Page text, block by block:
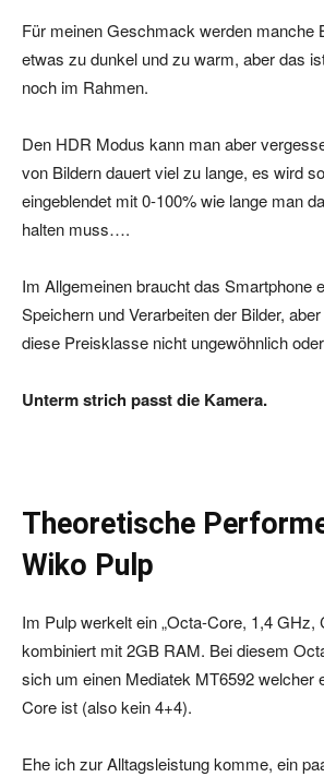
Für meinen Geschmack werden manche
etwas zu dunkel und zu warm, aber das
noch im Rahmen.
Den HDR Modus kann man aber
von Bildern dauert viel zu lange, es wird
eingeblendet mit 0-100% wie lange man
halten muss….
Im Allgemeinen braucht das Smartphone
Speichern und Verarbeiten der Bilder,
diese Preisklasse nicht ungewöhnlich
Unterm strich passt die Kamera.
Theoretische
Wiko Pulp
Im Pulp werkelt ein „Octa-Core, 1,4 GHz,
kombiniert mit 2GB RAM. Bei diesem
sich um einen Mediatek MT6592 welcher
Core ist (also kein 4+4).
Ehe ich zur Alltagsleistung komme, ein